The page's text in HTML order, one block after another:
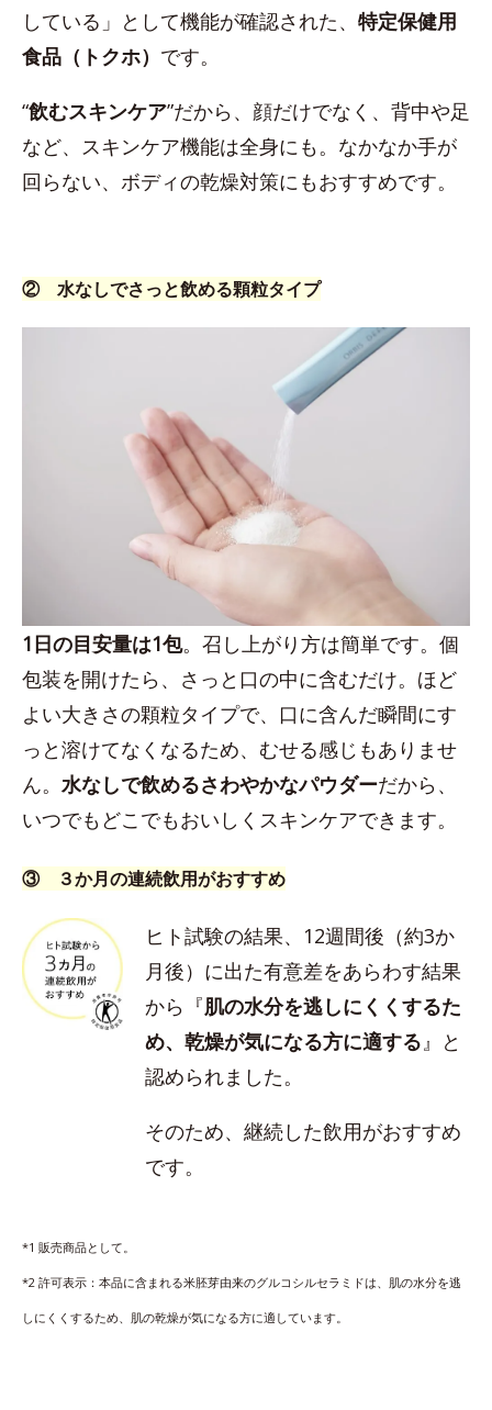
している」として機能が確認された、 特定保健用
食品（トクホ） です。
“飲むスキンケア”だから、顔だけでなく、背中や足
など、スキンケア機能は全身にも。なかなか手が
回らない、ボディの乾燥対策にもおすすめです。
② 水なしでさっと飲める顆粒タイプ
1日の目安量は1包。召し上がり方は簡単です。個
包装を開けたら、さっと口の中に含むだけ。ほど
よい大きさの顆粒タイプで、口に含んだ瞬間にす
っと溶けてなくなるため、むせる感じもありませ
ん。 水なしで飲めるさわやかなパウダーだから、
いつでもどこでもおいしくスキンケアできます。
③ ３か月の連続飲用がおすすめ
ヒト試験の結果、12週間後（約3か
月後）に出た有意差をあらわす結果
から『肌の水分を逃しにくくするた
め、乾燥が気になる方に適する』と
認められました。
そのため、継続した飲用がおすすめ
です。
*1 販売商品として。
*2 許可表示：本品に含まれる米胚芽由来のグルコシルセラミドは、肌の水分を逃
しにくくするため、肌の乾燥が気になる方に適しています。